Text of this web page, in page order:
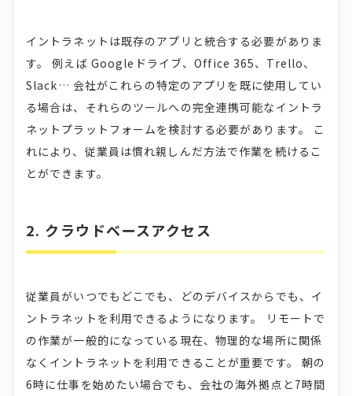
イントラネットは既存のアプリと統合する必要がありま
す。 例えば Googleドライブ、Office 365、Trello、
Slack… 会社がこれらの特定のアプリを既に使用してい
る場合は、それらのツールへの完全連携可能なイントラ
ネットプラットフォームを検討する必要があります。 こ
れにより、従業員は慣れ親しんだ方法で作業を続けるこ
とができます。
2. クラウドベースアクセス
従業員がいつでもどこでも、どのデバイスからでも、イ
ントラネットを利用できるようになります。 リモートで
の作業が一般的になっている現在、物理的な場所に関係
なくイントラネットを利用できることが重要です。 朝の
6時に仕事を始めたい場合でも、会社の海外拠点と7時間